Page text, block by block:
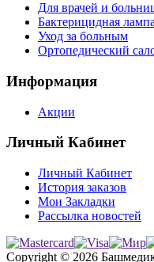
Для врачей и
Бактерицидная лампа
Уход за больным
Ортопедический
Информация
Акции
Личный Кабинет
Личный Кабинет
История заказов
Мои Закладки
Рассылка новостей
Copyright © 2026